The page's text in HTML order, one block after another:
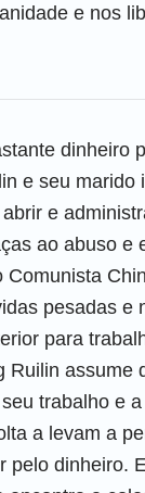
e nos
dinheiro
e seu marido
e
ao abuso e
Comunista
pesadas e
para
Ruilin assume
trabalho e
a levam a
pelo dinheiro.